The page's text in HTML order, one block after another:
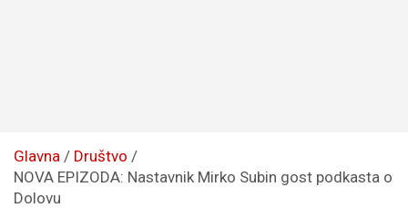
Glavna
Društvo
NOVA EPIZODA: Nastavnik Mirko Subin gost podkasta o
Dolovu